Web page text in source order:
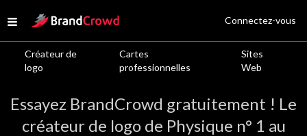
Open menu
Site Logo
Créateur de
logo
Cartes
professionnelles
Sites
Web
Connectez-vous
Logos de Physique
Essayez BrandCrowd gratuitement ! Le
créateur de logo de Physique n° 1 au